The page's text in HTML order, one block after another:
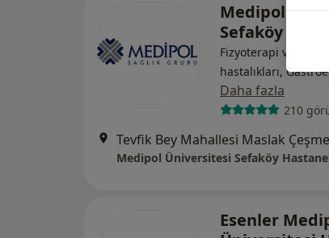
Medipol
Sefaköy
Fizyoterapi ve
hastalıkları,
Daha fazla
210
Medipol Üniversitesi Sefaköy
Esenler